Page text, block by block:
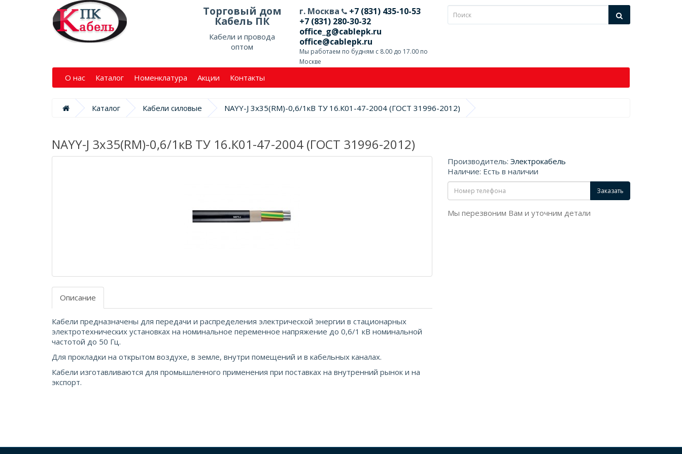
Торговый дом
Кабель ПК
Кабели и провода
оптом
г. Москва
+7 (831) 435-10-53
+7 (831) 280-30-32
office_g@cablepk.ru
office@cablepk.ru
Мы работаем по будням с 8.00 до 17.00 по
Москве
О нас Каталог Номенклатура Акции Контакты
Каталог Кабели силовые NAYY-J 3х35(RM)-0,6/1кВ ТУ 16.К01-47-2004 (ГОСТ 31996-2012)
NAYY-J 3х35(RM)-0,6/1кВ ТУ 16.К01-47-2004 (ГОСТ 31996-2012)
Описание
Кабели предназначены для передачи и распределения электрической энергии в стационарных
электротехнических установках на номинальное переменное напряжение до 0,6/1 кВ номинальной
частотой до 50 Гц.
Для прокладки на открытом воздухе, в земле, внутри помещений и в кабельных каналах.
Кабели изготавливаются для промышленного применения при поставках на внутренний рынок и на
экспорт.
Производитель: Электрокабель
Наличие: Есть в наличии
Заказать
Мы перезвоним Вам и уточним детали